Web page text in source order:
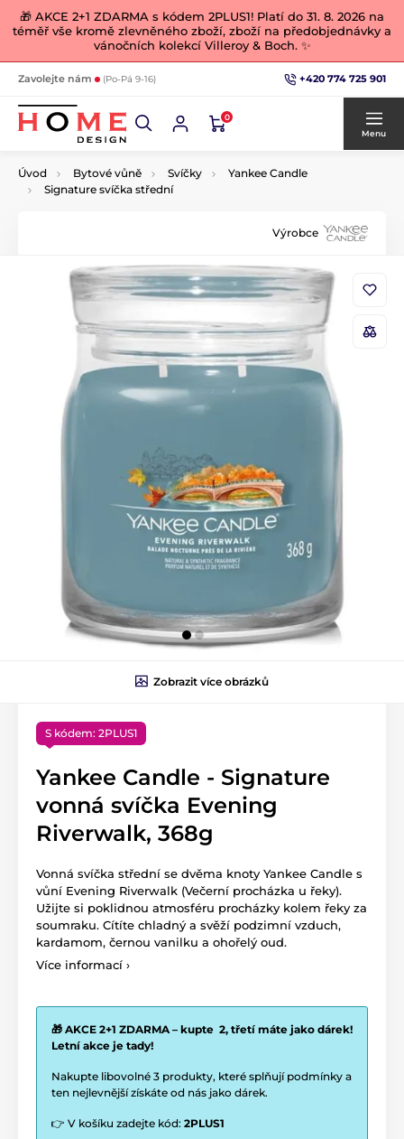
🎁 AKCE 2+1 ZDARMA s kódem 2PLUS1! Platí do 31. 8. 2026 na
téměř vše kromě zlevněného zboží, zboží na předobjednávky a
vánočních kolekcí Villeroy & Boch. ✨
Zavolejte nám (Po-Pá 9-16) +420 774 725 901
0
Menu
Úvod Bytové vůně Svíčky
Yankee Candle
Signature svíčka střední
Výrobce
Zobrazit více obrázků
S kódem: 2PLUS1
Yankee Candle - Signature
vonná svíčka Evening
Riverwalk, 368g
Vonná svíčka střední se dvěma knoty Yankee Candle s
vůní Evening Riverwalk (Večerní procházka u řeky).
Užijte si poklidnou atmosféru procházky kolem řeky za
soumraku. Cítíte chladný a svěží podzimní vzduch,
kardamom, černou vanilku a ohořelý oud.
Více informací ›
🎁 AKCE 2+1 ZDARMA – kupte 2, třetí máte jako dárek!
Letní akce je tady!
Nakupte libovolné 3 produkty, které splňují podmínky a
ten nejlevnější získáte od nás jako dárek.
👉 V košíku zadejte kód: 2PLUS1